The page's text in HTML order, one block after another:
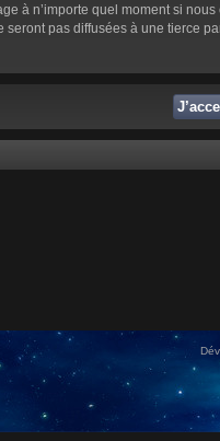
à n’importe quel moment si
pas diffusées à une tierce